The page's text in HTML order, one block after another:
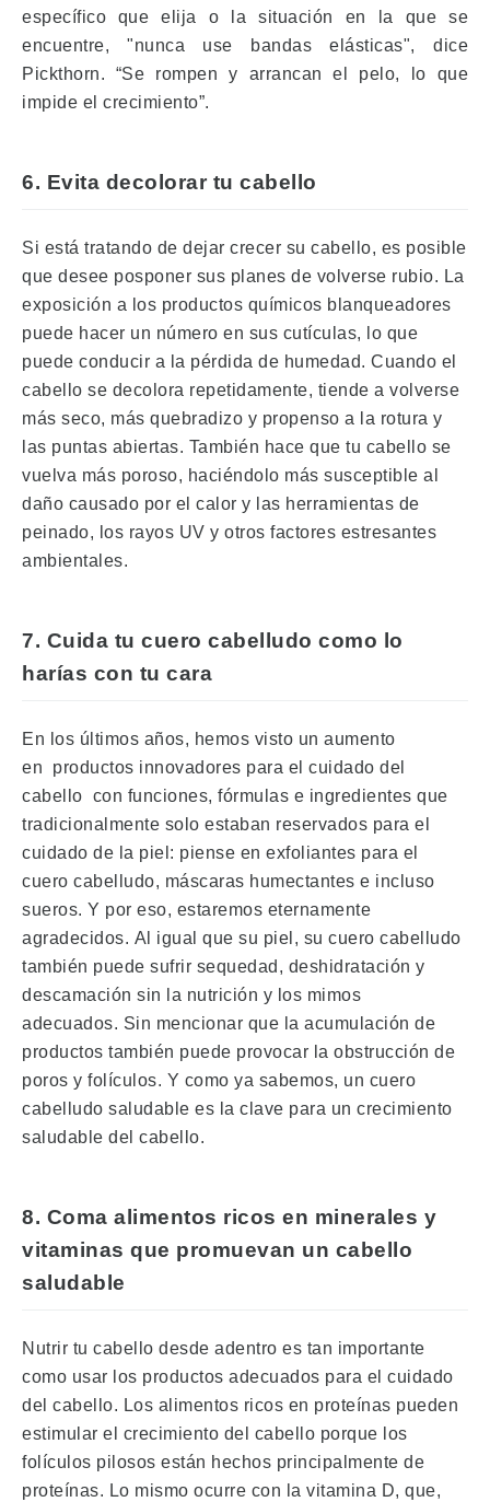
específico que elija o la situación en la que se
encuentre, "nunca use bandas elásticas", dice
Pickthorn. “Se rompen y arrancan el pelo, lo que
impide el crecimiento”.
6. Evita decolorar tu cabello
Si está tratando de dejar crecer su cabello, es posible
que desee posponer sus planes de volverse rubio. La
exposición a los productos químicos blanqueadores
puede hacer un número en sus cutículas, lo que
puede conducir a la pérdida de humedad. Cuando el
cabello se decolora repetidamente, tiende a volverse
más seco, más quebradizo y propenso a la rotura y
las puntas abiertas. También hace que tu cabello se
vuelva más poroso, haciéndolo más susceptible al
daño causado por el calor y las herramientas de
peinado, los rayos UV y otros factores estresantes
ambientales.
7. Cuida tu cuero cabelludo como lo
harías con tu cara
En los últimos años, hemos visto un aumento
en productos innovadores para el cuidado del
cabello con funciones, fórmulas e ingredientes que
tradicionalmente solo estaban reservados para el
cuidado de la piel: piense en exfoliantes para el
cuero cabelludo, máscaras humectantes e incluso
sueros. Y por eso, estaremos eternamente
agradecidos. Al igual que su piel, su cuero cabelludo
también puede sufrir sequedad, deshidratación y
descamación sin la nutrición y los mimos
adecuados. Sin mencionar que la acumulación de
productos también puede provocar la obstrucción de
poros y folículos. Y como ya sabemos, un cuero
cabelludo saludable es la clave para un crecimiento
saludable del cabello.
8. Coma alimentos ricos en minerales y
vitaminas que promuevan un cabello
saludable
Nutrir tu cabello desde adentro es tan importante
como usar los productos adecuados para el cuidado
del cabello. Los alimentos ricos en proteínas pueden
estimular el crecimiento del cabello porque los
folículos pilosos están hechos principalmente de
proteínas. Lo mismo ocurre con la vitamina D, que,